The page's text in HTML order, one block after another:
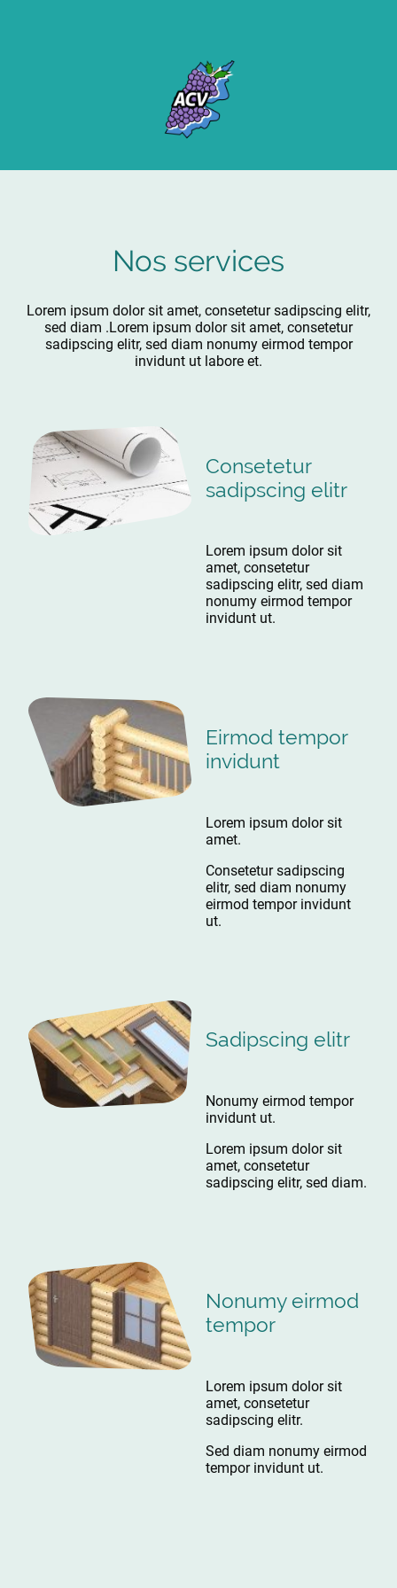
Nos services
Lorem ipsum dolor sit amet, consetetur sadipscing elitr,
sed diam .Lorem ipsum dolor sit amet, consetetur
sadipscing elitr, sed diam nonumy eirmod tempor
invidunt ut labore et.
Consetetur
sadipscing elitr
Lorem ipsum dolor sit
amet, consetetur
sadipscing elitr, sed diam
nonumy eirmod tempor
invidunt ut.
Eirmod tempor
invidunt
Lorem ipsum dolor sit
amet.
Consetetur sadipscing
elitr, sed diam nonumy
eirmod tempor invidunt
ut.
Sadipscing elitr
Nonumy eirmod tempor
invidunt ut.
Lorem ipsum dolor sit
amet, consetetur
sadipscing elitr, sed diam.
Nonumy eirmod
tempor
Lorem ipsum dolor sit
amet, consetetur
sadipscing elitr.
Sed diam nonumy eirmod
tempor invidunt ut.